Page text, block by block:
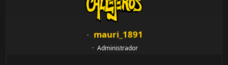
mauri_1891
Administrador